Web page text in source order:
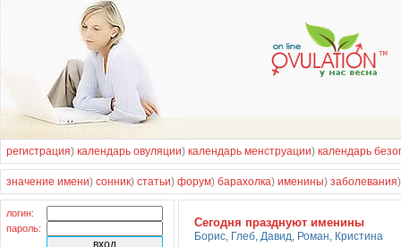
регистрация) календарь овуляции) календарь менструации) календарь
значение имени) сонник) статьи) форум) барахолка) именины) заболевания
логин:
пароль:
Cегодня празднуют именины
Борис, Глеб, Давид, Роман, Кристина